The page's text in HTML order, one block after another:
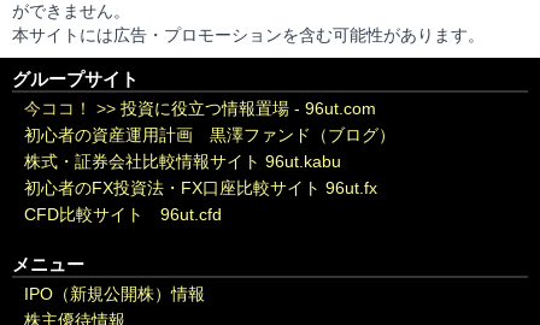
ができません。
本サイトには広告・プロモーションを含む可能性があります。
グループサイト
今ココ！ >> 投資に役立つ情報置場 - 96ut.com
初心者の資産運用計画 黒澤ファンド（ブログ）
株式・証券会社比較情報サイト 96ut.kabu
初心者のFX投資法・FX口座比較サイト 96ut.fx
CFD比較サイト 96ut.cfd
メニュー
IPO（新規公開株）情報
株主優待情報